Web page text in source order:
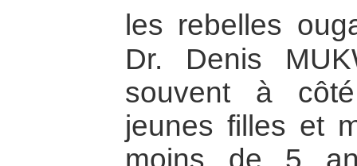
les rebelles
Dr. Denis
souvent à
jeunes filles et
moins de 5